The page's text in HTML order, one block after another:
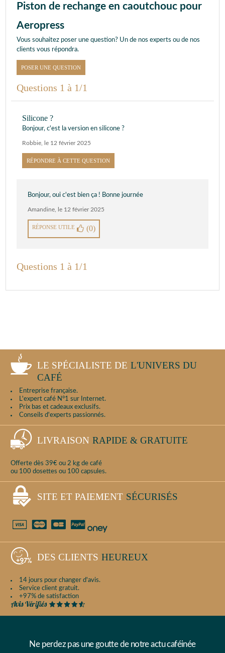
Piston de rechange en caoutchouc pour
Aeropress
Vous souhaitez poser une question? Un de nos experts ou de nos
clients vous répondra.
POSER UNE QUESTION
Questions 1 à 1/1
Silicone ?
Bonjour, c'est la version en silicone ?
Robbie le 12 février 2025
RÉPONDRE À CETTE QUESTION
Bonjour, oui c'est bien ça ! Bonne journée
Amandine le 12 février 2025
RÉPONSE UTILE (0)
Questions 1 à 1/1
LE SPÉCIALISTE DE L'UNIVERS DU
CAFÉ
Entreprise française.
L'expert café N°1 sur Internet.
Prix bas et cadeaux exclusifs.
Conseils d'experts passionnés.
LIVRAISON RAPIDE & GRATUITE
Offerte dès 39€ ou 2 kg de café
ou 100 dosettes ou 100 capsules.
SITE ET PAIEMENT SÉCURISÉS
DES CLIENTS HEUREUX
14 jours pour changer d'avis.
Service client gratuit.
+97% de satisfaction
Ne perdez pas une goutte de notre actu caféinée